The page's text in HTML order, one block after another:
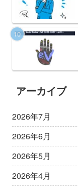
アーカイブ
2026年7月
2026年6月
2026年5月
2026年4月